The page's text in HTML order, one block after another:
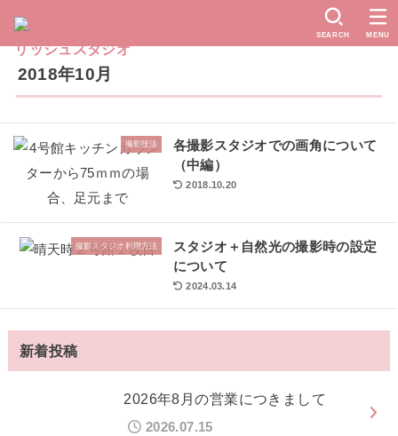
SEARCH MENU
2018年10月
撮影技法
各撮影スタジオでの画角について
（中編）
2018.10.20
撮影スタジオ利用方法
スタジオ＋自然光の撮影時の設定
について
2024.03.14
新着投稿
2026年8月の営業につきまして
2026.07.15